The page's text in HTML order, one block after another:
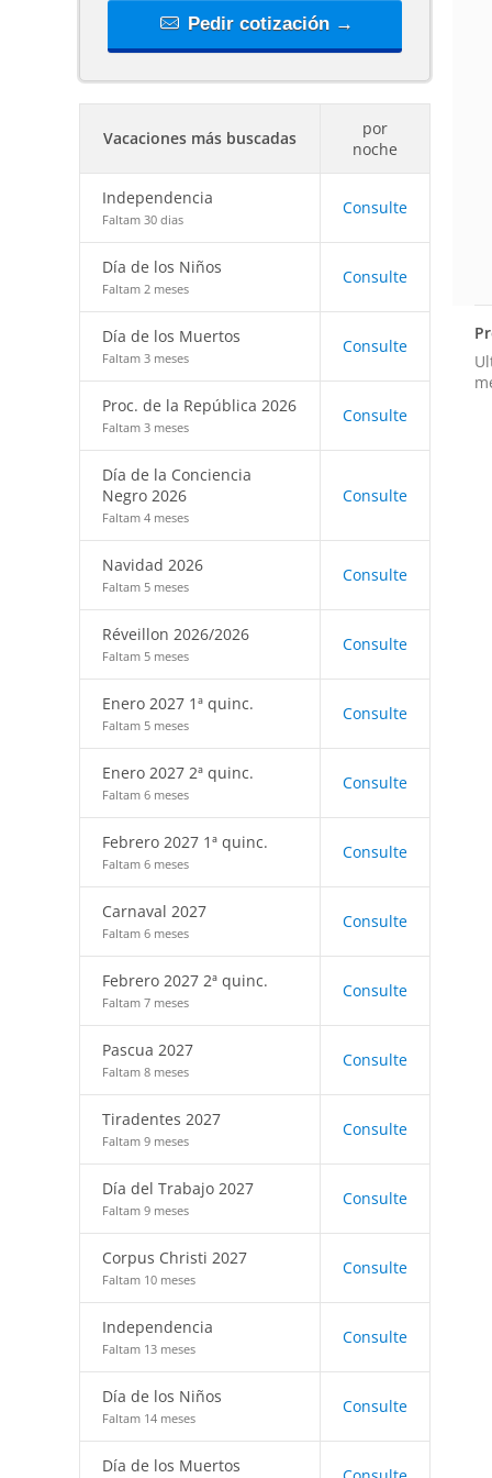
Pedir cotización →
Vacaciones más buscadas
por
noche
Independencia
Faltam 30 dias
Consulte
Día de los Niños
Faltam 2 meses
Consulte
Día de los Muertos
Faltam 3 meses
Consulte
Proc. de la República 2026
Faltam 3 meses
Consulte
Día de la Conciencia
Negro 2026
Faltam 4 meses
Consulte
Navidad 2026
Faltam 5 meses
Consulte
Réveillon 2026/2026
Faltam 5 meses
Consulte
Enero 2027 1ª quinc.
Faltam 5 meses
Consulte
Enero 2027 2ª quinc.
Faltam 6 meses
Consulte
Febrero 2027 1ª quinc.
Faltam 6 meses
Consulte
Carnaval 2027
Faltam 6 meses
Consulte
Febrero 2027 2ª quinc.
Faltam 7 meses
Consulte
Pascua 2027
Faltam 8 meses
Consulte
Tiradentes 2027
Faltam 9 meses
Consulte
Día del Trabajo 2027
Faltam 9 meses
Consulte
Corpus Christi 2027
Faltam 10 meses
Consulte
Independencia
Faltam 13 meses
Consulte
Día de los Niños
Faltam 14 meses
Consulte
Día de los Muertos